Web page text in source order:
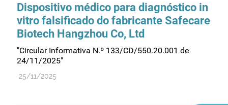
Dispositivo médico para diagnóstico in
vitro falsificado do fabricante Safecare
Biotech Hangzhou Co, Ltd
"Circular Informativa N.º 133/CD/550.20.001 de
24/11/2025"
25/11/2025